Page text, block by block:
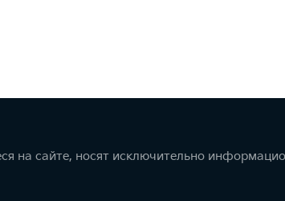
на сайте, носят исключительно